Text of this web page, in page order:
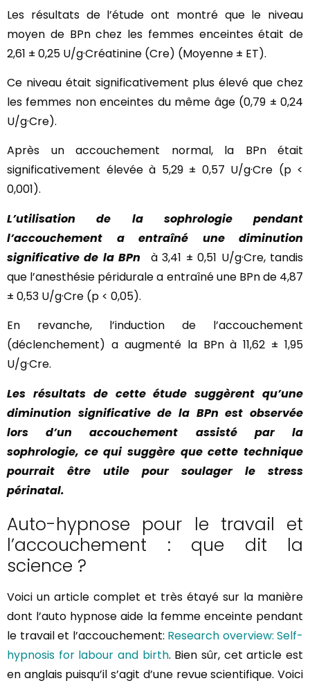
Les résultats de l’étude ont montré que le niveau
moyen de BPn chez les femmes enceintes était de
2,61 ± 0,25 U/g·Créatinine (Cre) (Moyenne ± ET).
Ce niveau était significativement plus élevé que chez
les femmes non enceintes du même âge (0,79 ± 0,24
U/g·Cre).
Après un accouchement normal, la BPn était
significativement élevée à 5,29 ± 0,57 U/g·Cre (p <
0,001).
L’utilisation de la sophrologie pendant
l’accouchement a entraîné une diminution
significative de la BPn
à 3,41 ± 0,51 U/g·Cre, tandis
que l’anesthésie péridurale a entraîné une BPn de 4,87
± 0,53 U/g·Cre (p < 0,05).
En revanche, l’induction de l’accouchement
(déclenchement) a augmenté la BPn à 11,62 ± 1,95
U/g·Cre.
Les résultats de cette étude suggèrent qu’une
diminution significative de la BPn est observée
lors d’un accouchement assisté par la
sophrologie, ce qui suggère que cette technique
pourrait être utile pour soulager le stress
périnatal.
Auto-hypnose pour le travail et
l’accouchement : que dit la
science ?
Voici un article complet et très étayé sur la manière
dont l’auto hypnose aide la femme enceinte pendant
le travail et l’accouchement: Research overview: Self-
hypnosis for labour and birth. Bien sûr, cet article est
en anglais puisqu’il s’agit d’une revue scientifique. Voici